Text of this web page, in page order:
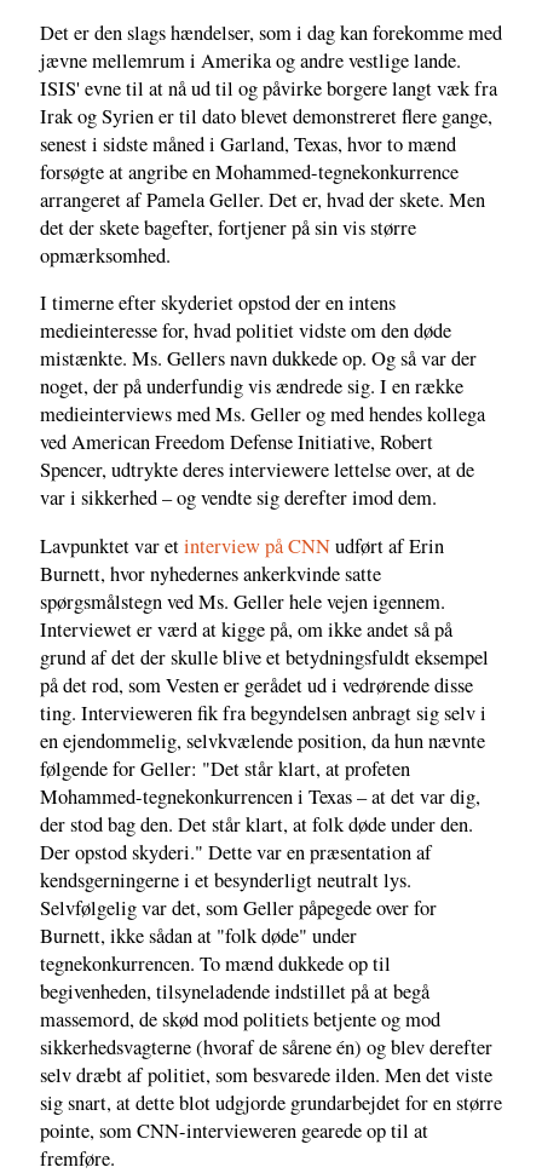
Det er den slags hændelser, som i dag kan forekomme med
jævne mellemrum i Amerika og andre vestlige lande.
ISIS' evne til at nå ud til og påvirke borgere langt væk fra
Irak og Syrien er til dato blevet demonstreret flere gange,
senest i sidste måned i Garland, Texas, hvor to mænd
forsøgte at angribe en Mohammed-tegnekonkurrence
arrangeret af Pamela Geller. Det er, hvad der skete. Men
det der skete bagefter, fortjener på sin vis større
opmærksomhed.
I timerne efter skyderiet opstod der en intens
medieinteresse for, hvad politiet vidste om den døde
mistænkte. Ms. Gellers navn dukkede op. Og så var der
noget, der på underfundig vis ændrede sig. I en række
medieinterviews med Ms. Geller og med hendes kollega
ved American Freedom Defense Initiative, Robert
Spencer, udtrykte deres interviewere lettelse over, at de
var i sikkerhed – og vendte sig derefter imod dem.
Lavpunktet var etinterview på CNNudført af Erin
Burnett, hvor nyhedernes ankerkvinde satte
spørgsmålstegn ved Ms. Geller hele vejen igennem.
Interviewet er værd at kigge på, om ikke andet så på
grund af det der skulle blive et betydningsfuldt eksempel
på det rod, som Vesten er gerådet ud i vedrørende disse
ting. Intervieweren fik fra begyndelsen anbragt sig selv i
en ejendommelig, selvkvælende position, da hun nævnte
følgende for Geller: "Det står klart, at profeten
Mohammed-tegnekonkurrencen i Texas – at det var dig,
der stod bag den. Det står klart, at folk døde under den.
Der opstod skyderi." Dette var en præsentation af
kendsgerningerne i et besynderligt neutralt lys.
Selvfølgelig var det, som Geller påpegede over for
Burnett, ikke sådan at "folk døde" under
tegnekonkurrencen. To mænd dukkede op til
begivenheden, tilsyneladende indstillet på at begå
massemord, de skød mod politiets betjente og mod
sikkerhedsvagterne (hvoraf de sårene én) og blev derefter
selv dræbt af politiet, som besvarede ilden. Men det viste
sig snart, at dette blot udgjorde grundarbejdet for en større
pointe, som CNN-intervieweren gearede op til at
fremføre.